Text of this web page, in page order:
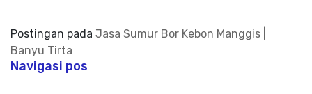
Postingan pada Jasa Sumur Bor Kebon Manggis |
Banyu Tirta
Navigasi pos